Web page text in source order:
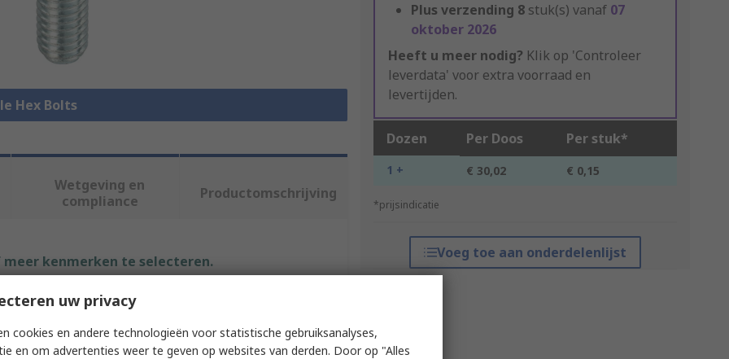
Hex Bolts
Plus verzending 8 stuk(s) vanaf 07
oktober 2026
Heeft u meer nodig? Klik op 'Controleer
leverdata' voor extra voorraad en
levertijden.
Dozen Per Doos Per stuk*
1 + € 30,02 € 0,15
*prijsindicatie
Voeg toe aan onderdelenlijst
Wetgeving en
compliance
Productomschrijving
kenmerken te selecteren.
RS PRO
uw privacy
cookies en andere technologieën voor statistische gebruiksanalyses,
en om advertenties weer te geven op websites van derden. Door op "Alles